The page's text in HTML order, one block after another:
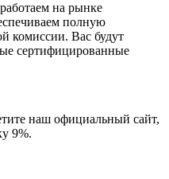
на рынке
полную
комиссии. Вас будут
сертифицированные
наш официальный сайт,
9%.